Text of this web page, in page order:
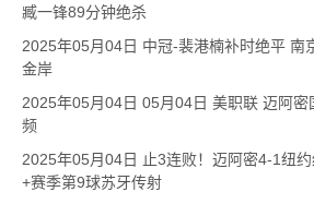
臧一锋89分钟绝杀
2025年05月04日 中冠-裴港楠补时绝平 南
金岸
2025年05月04日 05月04日 美职联 迈阿密
频
2025年05月04日 止3连败！迈阿密4-1纽
+赛季第9球苏牙传射